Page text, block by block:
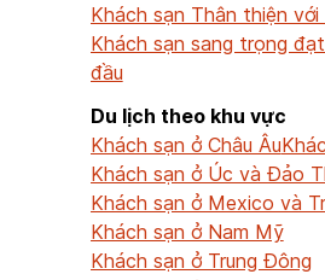
Khách sạn Thân thiện với
Khách sạn sang trọng
đầu
Du lịch theo khu vực
Khách sạn ở Châu Âu
Khách sạn ở Úc và Đảo
Khách sạn ở Mexico và
Khách sạn ở Nam Mỹ
Khách sạn ở Trung Đông